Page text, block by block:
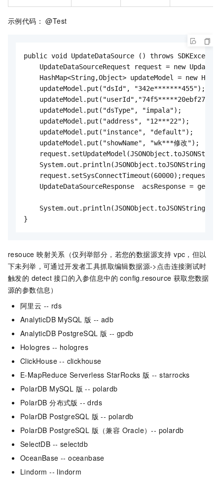
示例代码： @Test
public void UpdateDataSource () throws
UpdateDataSourceRequest request = new
HashMap<String,Object> updateModel = new
    updateModel.put("dsId", "342e*******455");
    updateModel.put("dsType", "impala");
    updateModel.put("address", "12***22");
    updateModel.put("instance", "default");
    updateModel.put("showName", "wk***修改");
UpdateDataSourceResponse  acsResponse =
resouce 映射关系（仅列举部分，若您的数据源支持 vpc，但以
下未列举，可通过开发者工具抓取编辑数据源->点击连接测试时
触发的 detect 接口的入参信息中的 config.resource 获取您数据
源的参数信息）
阿里云 -- rds
AnalyticDB MySQL 版 -- adb
AnalyticDB PostgreSQL 版 -- gpdb
Hologres -- hologres
ClickHouse -- clickhouse
E-MapReduce Serverless StarRocks 版 -- starrocks
PolarDB MySQL 版 -- polardb
PolarDB 分布式版 -- drds
PolarDB PostgreSQL 版 -- polardb
PolarDB PostgreSQL 版（兼容 Oracle）-- polardb
SelectDB -- selectdb
OceanBase -- oceanbase
Lindorm -- lindorm